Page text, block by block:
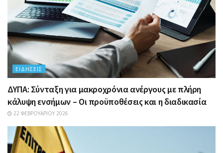
ΕΙΔΉΣΕΙΣ
ΔΥΠΑ: Σύνταξη για μακροχρόνια ανέργους με πλήρη
κάλυψη ενσήμων – Οι προϋποθέσεις και η διαδικασία
22 ΦΕΒΡΟΥΑΡΊΟΥ 2026